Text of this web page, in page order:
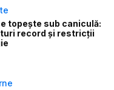
topește sub caniculă:
record și restricții